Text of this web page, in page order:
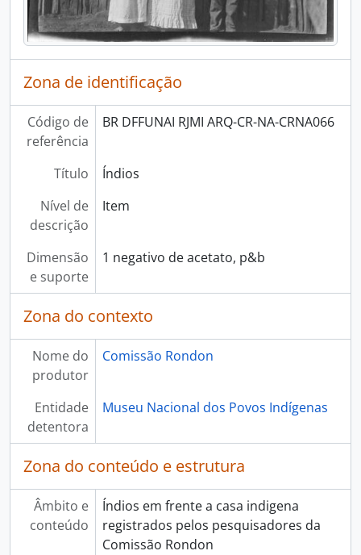
Zona de identificação
Código de
referência
BR DFFUNAI RJMI ARQ-CR-NA-CRNA066
Título
Índios
Nível de
descrição
Item
Dimensão
e suporte
1 negativo de acetato, p&b
Zona do contexto
Nome do
produtor
Comissão Rondon
Entidade
detentora
Museu Nacional dos Povos Indígenas
Zona do conteúdo e estrutura
Âmbito e
conteúdo
Índios em frente a casa indigena
registrados pelos pesquisadores da
Comissão Rondon